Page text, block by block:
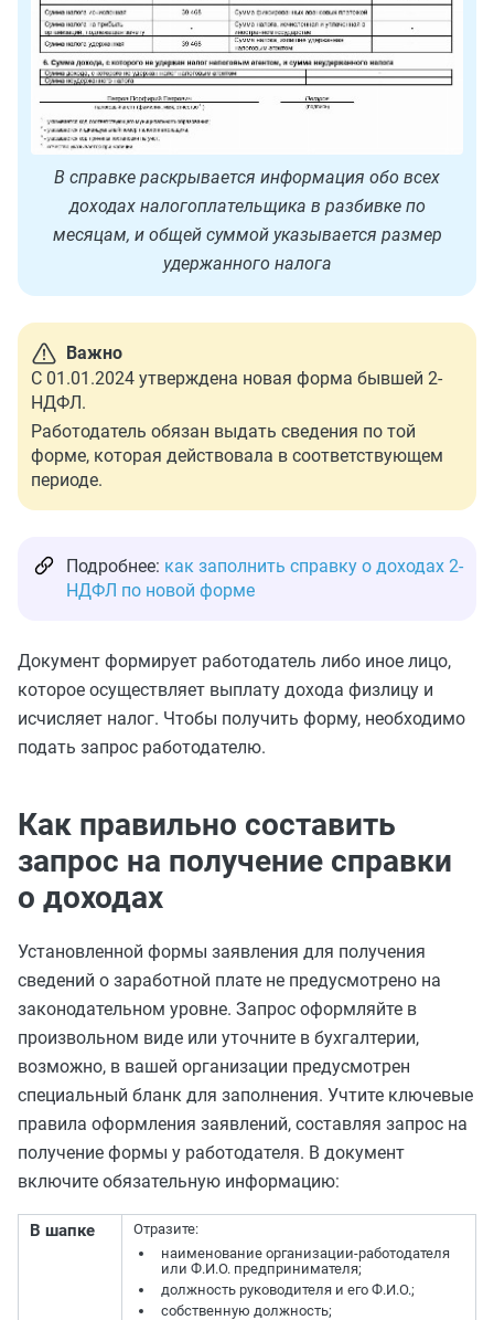
В справке раскрывается информация обо всех
доходах налогоплательщика в разбивке по
месяцам, и общей суммой указывается размер
удержанного налога
Важно
С 01.01.2024 утверждена новая форма бывшей 2-
НДФЛ.
Работодатель обязан выдать сведения по той
форме, которая действовала в соответствующем
периоде.
Подробнее: как заполнить справку о доходах 2-
НДФЛ по новой форме
Документ формирует работодатель либо иное лицо,
которое осуществляет выплату дохода физлицу и
исчисляет налог. Чтобы получить форму, необходимо
подать запрос работодателю.
Как правильно составить
запрос на получение справки
о доходах
Установленной формы заявления для получения
сведений о заработной плате не предусмотрено на
законодательном уровне. Запрос оформляйте в
произвольном виде или уточните в бухгалтерии,
возможно, в вашей организации предусмотрен
специальный бланк для заполнения. Учтите ключевые
правила оформления заявлений, составляя запрос на
получение формы у работодателя. В документ
включите обязательную информацию:
В шапке
Отразите:
наименование организации-работодателя
или Ф.И.О. предпринимателя;
должность руководителя и его Ф.И.О.;
собственную должность;